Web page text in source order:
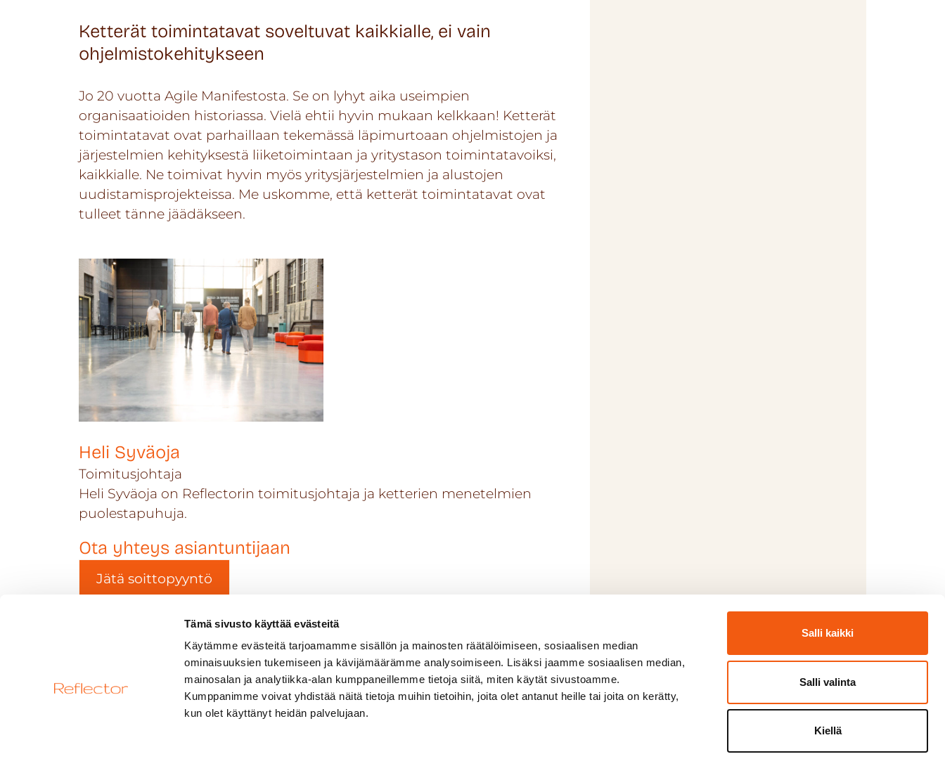
Tämä sivusto käyttää evästeitä
Käytämme evästeitä tarjoamamme sisällön ja mainosten räätälöimiseen, sosiaalisen median
ominaisuuksien tukemiseen ja kävijämäärämme analysoimiseen. Lisäksi jaamme sosiaalisen median,
mainosalan ja analytiikka-alan kumppaneillemme tietoja siitä, miten käytät sivustoamme.
Kumppanimme voivat yhdistää näitä tietoja muihin tietoihin, joita olet antanut heille tai joita on kerätty,
kun olet käyttänyt heidän palvelujaan.
Salli kaikki
Salli valinta
Kiellä
Ketterät toimintatavat soveltuvat kaikkialle, ei vain
ohjelmistokehitykseen
Jo 20 vuotta Agile Manifestosta. Se on lyhyt aika useimpien
organisaatioiden historiassa. Vielä ehtii hyvin mukaan kelkkaan! Ketterät
toimintatavat ovat parhaillaan tekemässä läpimurtoaan ohjelmistojen ja
järjestelmien kehityksestä liiketoimintaan ja yritystason toimintatavoiksi,
kaikkialle. Ne toimivat hyvin myös yritysjärjestelmien ja alustojen
uudistamisprojekteissa. Me uskomme, että ketterät toimintatavat ovat
tulleet tänne jäädäkseen.
Heli Syväoja
Toimitusjohtaja
Heli Syväoja on Reflectorin toimitusjohtaja ja ketterien menetelmien
puolestapuhuja.
Ota yhteys asiantuntijaan
Jätä soittopyyntö
Lähetämme uutiskirjettämme noin 3–6 kertaa vuodessa.